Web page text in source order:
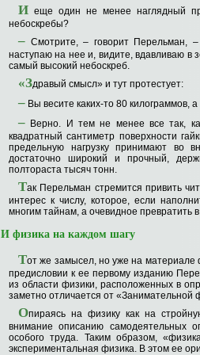
И еще один не менее наглядный
небоскребы?
– Смотрите, – говорит Перельман,
наступаю на нее и, видите, вдавливаю в
самый высокий небоскреб.
«Здравый смысл» и тут протестует:
– Вы весите каких-то 80 килограммов,
– Верно. И тем не менее все так,
квадратный сантиметр поверхности
предельную нагрузку принимают во
достаточно широкий и прочный,
полтораста тысяч тонн.
Так Перельман стремится привить
интерес к числу, которое, если
многим тайнам, а очевидное превратить
И физика на каждом шагу
Тот же замысел, но уже на материале
предисловии к ее первому изданию
из области физики, расположенных в
заметно отличается от
Опираясь на физику как на
внимание описанию самодеятельных
особого труда. Таким образом,
экспериментальная физика. В этом ее